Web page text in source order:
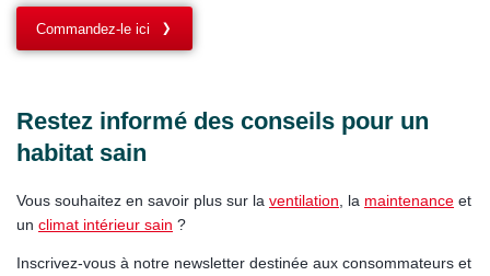
Commandez-le ici
Restez informé des conseils pour un
habitat sain
Vous souhaitez en savoir plus sur la ventilation , la maintenance et
un climat intérieur sain ?
Inscrivez-vous à notre newsletter destinée aux consommateurs et